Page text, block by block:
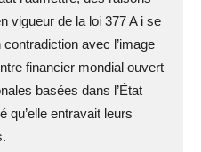
vigueur de la loi 377 A i se
avec l’image
financier mondial ouvert
basées dans l’État
qu’elle entravait leurs